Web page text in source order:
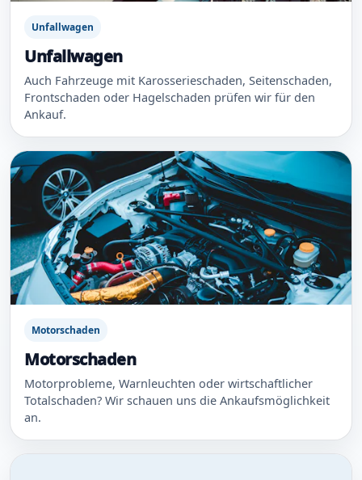
Unfallwagen
Unfallwagen
Auch Fahrzeuge mit Karosserieschaden, Seitenschaden,
Frontschaden oder Hagelschaden prüfen wir für den
Ankauf.
Motorschaden
Motorschaden
Motorprobleme, Warnleuchten oder wirtschaftlicher
Totalschaden? Wir schauen uns die Ankaufsmöglichkeit
an.